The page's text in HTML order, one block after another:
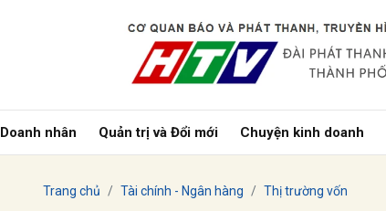
Doanh nhân Quản trị và Đổi mới Chuyện kinh doanh
Trang chủ Tài chính - Ngân hàng Thị trường vốn